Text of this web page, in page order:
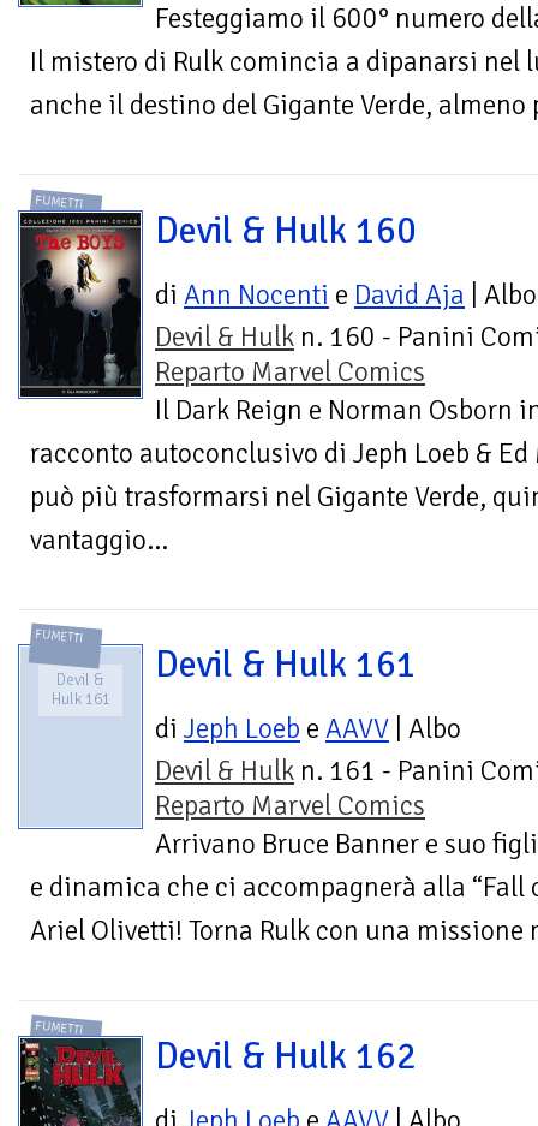
Festeggiamo il 600° numero
Il mistero di Rulk comincia a dipanarsi nel
anche il destino del Gigante Verde,
FUMETTI
Devil & Hulk 160
di Ann Nocenti e David Aja | Albo
Devil & Hulk n. 160 - Panini
Reparto Marvel Comics
Il Dark Reign e Norman Osborn
racconto autoconclusivo di Jeph Loeb &
può più trasformarsi nel Gigante Verde,
vantaggio...
FUMETTI
Devil &
Hulk 161
Devil & Hulk 161
di Jeph Loeb e AAVV | Albo
Devil & Hulk n. 161 - Panini
Reparto Marvel Comics
Arrivano Bruce Banner e suo
e dinamica che ci accompagnerà alla “Fall
Ariel Olivetti! Torna Rulk con una missione
FUMETTI
Devil & Hulk 162